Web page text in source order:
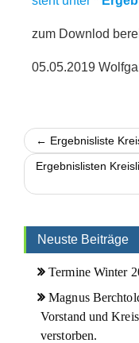
zum Downlod
05.05.2019
← Ergebnisliste
Ergebnislisten
Neuste Beiträge
Termine Winter
Magnus
Vorstand und
verstorben.